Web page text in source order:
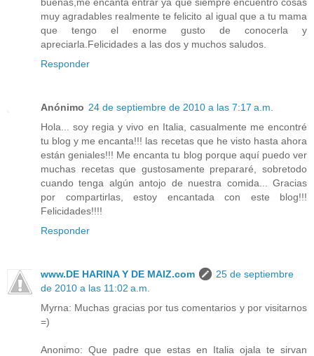
muy agradables realmente te felicito al igual que a tu mama
que tengo el enorme gusto de conocerla y
apreciarla.Felicidades a las dos y muchos saludos.
Responder
Anónimo 24 de septiembre de 2010 a las 7:17 a.m.
Hola... soy regia y vivo en Italia, casualmente me encontré
tu blog y me encanta!!! las recetas que he visto hasta ahora
están geniales!!! Me encanta tu blog porque aquí puedo ver
muchas recetas que gustosamente prepararé, sobretodo
cuando tenga algún antojo de nuestra comida... Gracias
por compartirlas, estoy encantada con este blog!!!
Felicidades!!!!
Responder
www.DE HARINA Y DE MAIZ.com
25 de septiembre
de 2010 a las 11:02 a.m.
Myrna: Muchas gracias por tus comentarios y por visitarnos
=)
Anonimo: Que padre que estas en Italia ojala te sirvan